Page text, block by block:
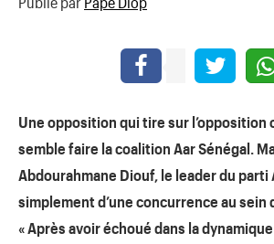
Une opposition qui tire sur l’opposition
semble faire la coalition Aar Sénégal.
Abdourahmane Diouf, le leader du parti
simplement d’une concurrence au sein
« Après avoir échoué dans la